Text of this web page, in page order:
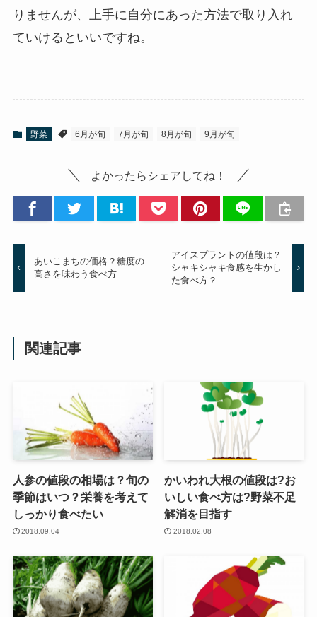
りませんが、上手に自分にあった方法で取り入れ
ていけるといいですね。
野菜 6月が旬 7月が旬 8月が旬 9月が旬
よかったらシェアしてね！
あいこまちの価格？糖度の
高さを味わう食べ方
アイスプラントの値段は？
シャキシャキ食感を生かし
た食べ方？
関連記事
人参の値段の相場は？旬の
季節はいつ？栄養を考えて
しっかり食べたい
2018.09.04
かいわれ大根の値段は?お
いしい食べ方は?野菜不足
解消を目指す
2018.02.08